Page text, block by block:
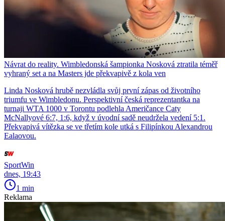
Návrat do reality. Wimbledonská šampionka Nosková ztratila téměř
vyhraný set a na Masters jde překvapivě z kola ven
Linda Nosková hrubě nezvládla svůj první zápas od životního
triumfu ve Wimbledonu. Perspektivní česká reprezentantka na
turnaji WTA 1000 v Torontu podlehla Američance Caty
McNallyové 6:7, 1:6, když v úvodní sadě neudržela vedení 5:1.
Překvapivá vítězka se ve třetím kole utká s Filipínkou Alexandrou
Ealaovou.
SportWin
dnes, 19:43
1 min
Reklama